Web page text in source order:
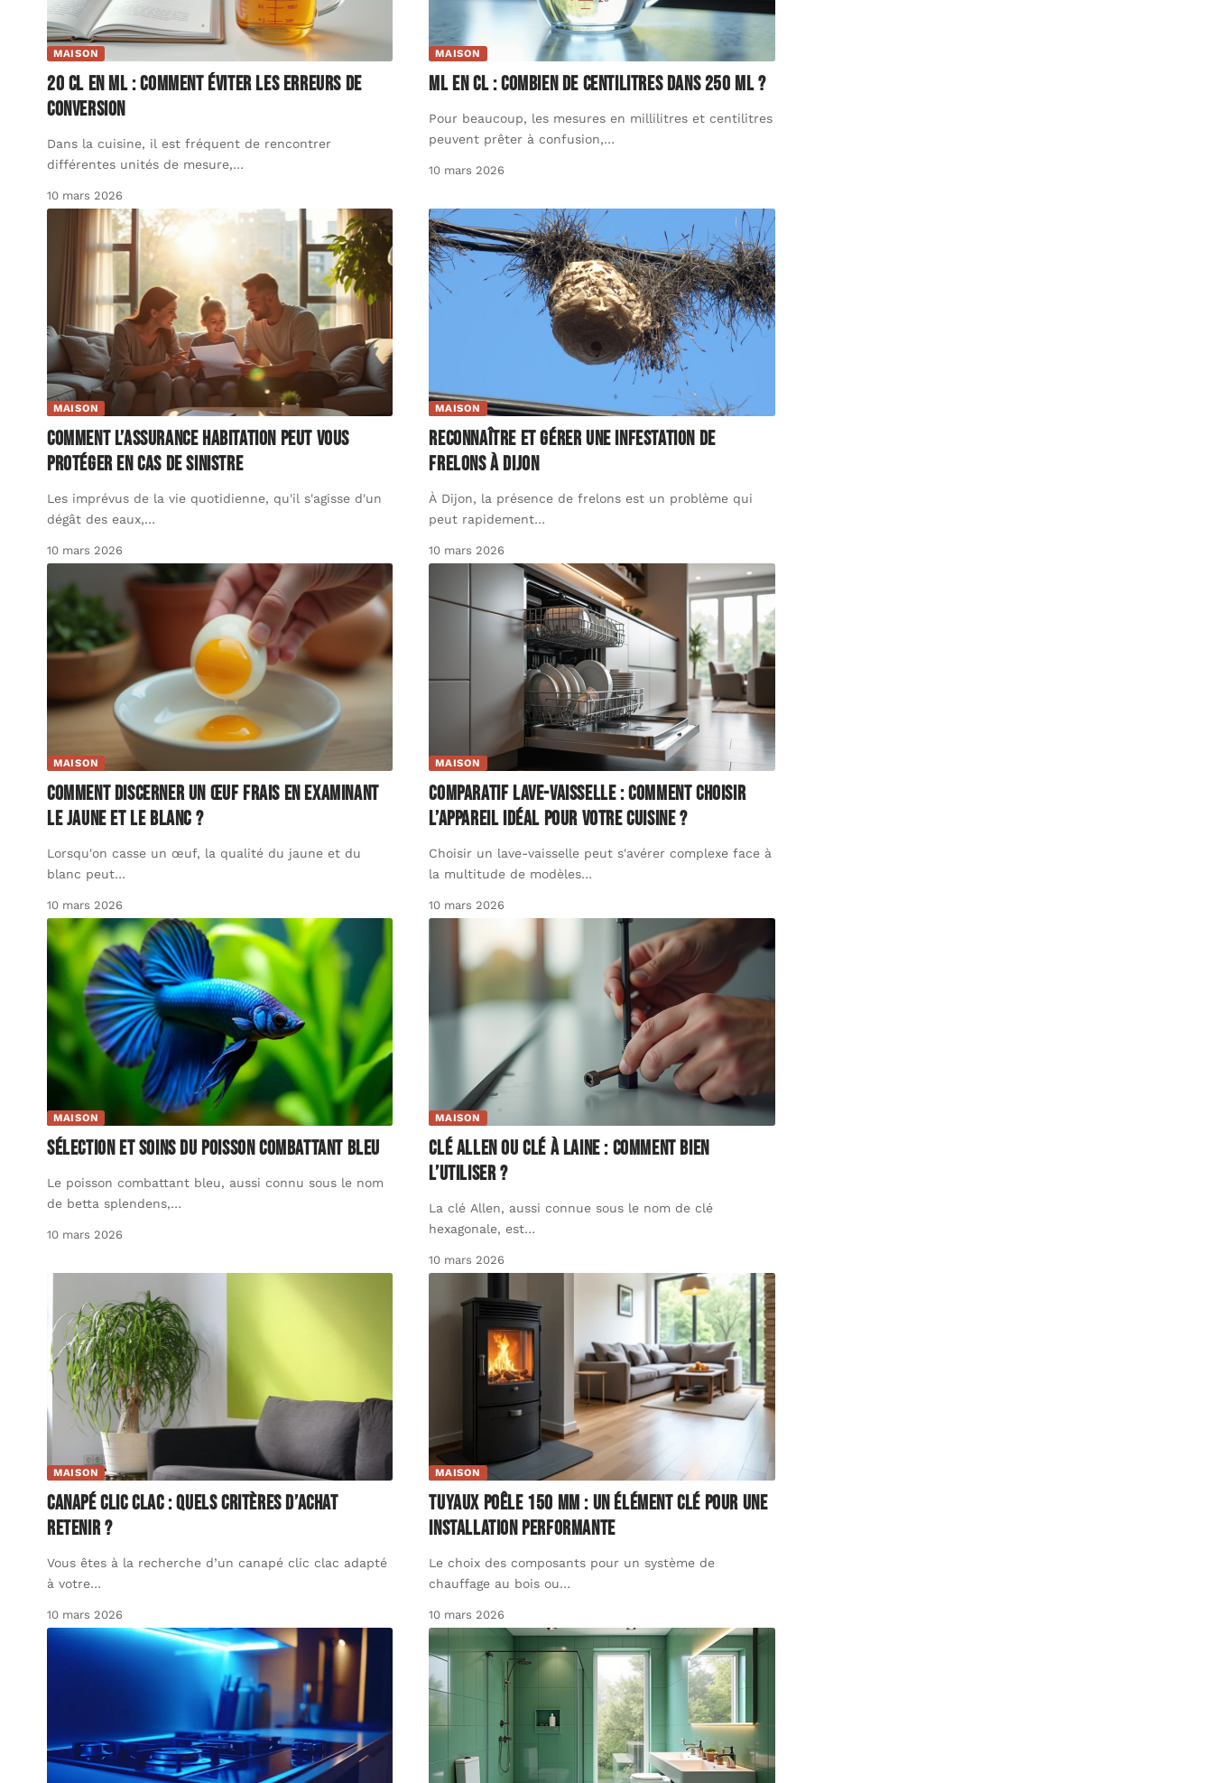
MAISON
20 cl en ml : comment éviter les erreurs de
conversion
Dans la cuisine, il est fréquent de rencontrer
différentes unités de mesure,…
10 mars 2026
MAISON
ml en cl : combien de centilitres dans 250 ml ?
Pour beaucoup, les mesures en millilitres et centilitres
peuvent prêter à confusion,…
10 mars 2026
MAISON
Comment l’assurance habitation peut vous
protéger en cas de sinistre
Les imprévus de la vie quotidienne, qu'il s'agisse d'un
dégât des eaux,…
10 mars 2026
MAISON
Reconnaître et gérer une infestation de
frelons à Dijon
À Dijon, la présence de frelons est un problème qui
peut rapidement…
10 mars 2026
MAISON
Comment discerner un œuf frais en examinant
le jaune et le blanc ?
Lorsqu'on casse un œuf, la qualité du jaune et du
blanc peut…
10 mars 2026
MAISON
Comparatif lave-vaisselle : comment choisir
l’appareil idéal pour votre cuisine ?
Choisir un lave-vaisselle peut s'avérer complexe face à
la multitude de modèles…
10 mars 2026
MAISON
Sélection et soins du poisson combattant bleu
Le poisson combattant bleu, aussi connu sous le nom
de betta splendens,…
10 mars 2026
MAISON
Clé allen ou clé à laine : comment bien
l’utiliser ?
La clé Allen, aussi connue sous le nom de clé
hexagonale, est…
10 mars 2026
MAISON
Canapé clic clac : quels critères d’achat
retenir ?
Vous êtes à la recherche d’un canapé clic clac adapté
à votre…
10 mars 2026
MAISON
Tuyaux poêle 150 mm : un élément clé pour une
installation performante
Le choix des composants pour un système de
chauffage au bois ou…
10 mars 2026